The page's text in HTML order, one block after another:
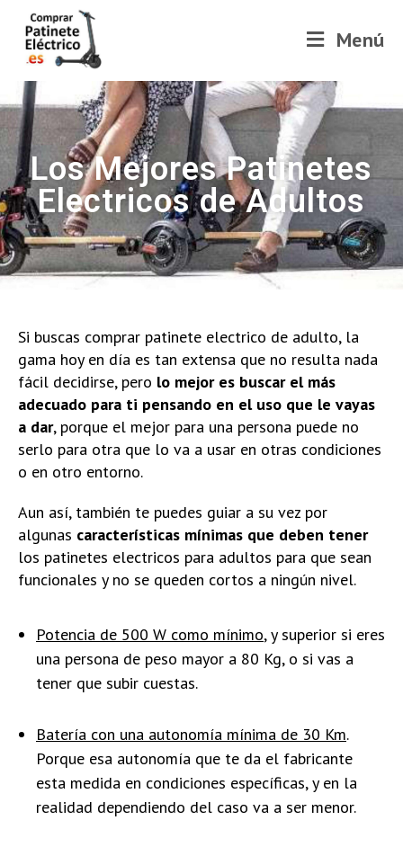
Menú
Los Mejores Patinetes
Electricos de Adultos
Si buscas comprar patinete electrico de adulto, la
gama hoy en día es tan extensa que no resulta nada
fácil decidirse, pero lo mejor es buscar el más
adecuado para ti pensando en el uso que le vayas
a dar, porque el mejor para una persona puede no
serlo para otra que lo va a usar en otras condiciones
o en otro entorno.
Aun así, también te puedes guiar a su vez por
algunas características mínimas que deben tener
los patinetes electricos para adultos para que sean
funcionales y no se queden cortos a ningún nivel.
Potencia de 500 W como mínimo, y superior si eres
una persona de peso mayor a 80 Kg, o si vas a
tener que subir cuestas.
Batería con una autonomía mínima de 30 Km.
Porque esa autonomía que te da el fabricante
esta medida en condiciones específicas, y en la
realidad dependiendo del caso va a ser menor.